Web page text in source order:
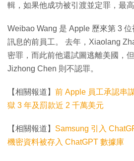
輯，如果他成功被引渡並定罪，最高
Weibao Wang 是 Apple 歷來第 3
訊息的前員工。 去年，Xiaolang
密罪，而此前他還試圖逃離美國，
Jizhong Chen 則不認罪。
【相關報道】 前 Apple 員工承認串
獄 3 年及罰款近 2 千萬美元
【相關報道】 Samsung 引入
機密資料被存入 ChatGPT 數據庫